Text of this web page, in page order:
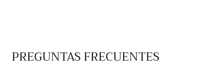
PREGUNTAS FRECUENTES